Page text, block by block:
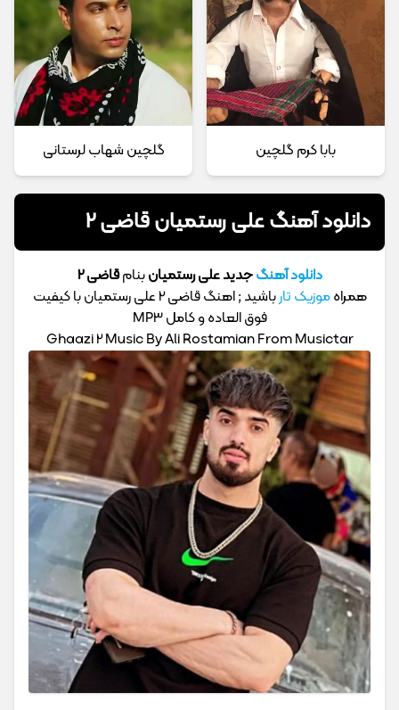
بابا کرم گلچین گلچین شهاب لرستانی
دانلود آهنگ علی رستمیان قاضی 2
دانلود آهنگجدید علی رستمیانبنامقاضی 2
همراهموزیک تار
باشید ; اهنگ قاضی 2 علی رستمیان با کیفیت
فوق العاده و کامل MP3
Ghaazi 2 Music By Ali Rostamian From Musictar